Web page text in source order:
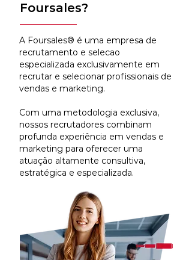
Foursales?
A Foursales® é uma empresa de
recrutamento e selecao
especializada exclusivamente em
recrutar e selecionar profissionais de
vendas e marketing.
Com uma metodologia exclusiva,
nossos recrutadores combinam
profunda experiência em vendas e
marketing para oferecer uma
atuação altamente consultiva,
estratégica e especializada.